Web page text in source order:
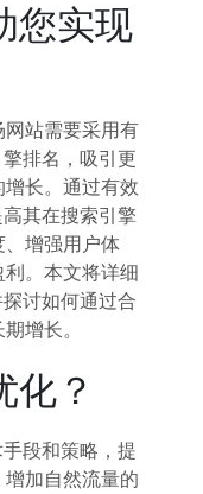
您实现
站需要采用有
排名，吸引更
长。通过有效
其在搜索引擎
、增强用户体
。本文将详细
讨如何通过合
增长。
化？
段和策略，提
加自然流量的